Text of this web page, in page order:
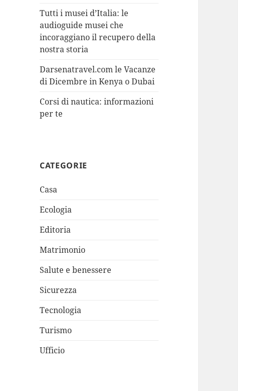
Tutti i musei d’Italia: le
audioguide musei che
incoraggiano il recupero della
nostra storia
Darsenatravel.com le Vacanze
di Dicembre in Kenya o Dubai
Corsi di nautica: informazioni
per te
CATEGORIE
Casa
Ecologia
Editoria
Matrimonio
Salute e benessere
Sicurezza
Tecnologia
Turismo
Ufficio